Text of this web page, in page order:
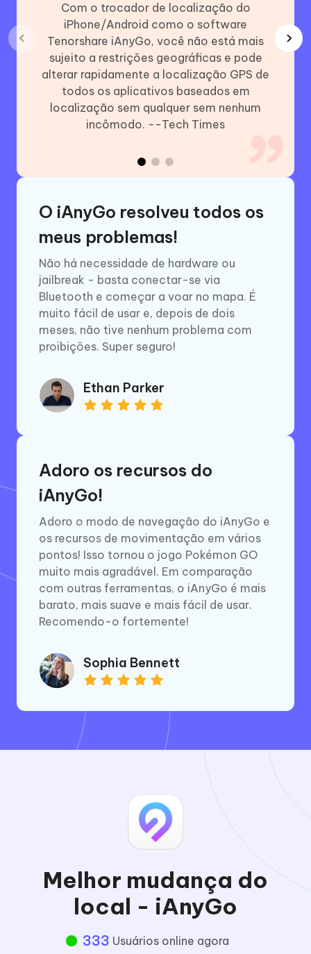
Com o trocador de localização do
iPhone/Android como o software
Tenorshare iAnyGo, você não está mais
sujeito a restrições geográficas e pode
alterar rapidamente a localização GPS de
todos os aplicativos baseados em
localização sem qualquer sem nenhum
incômodo. --Tech Times
O iAnyGo resolveu todos os
meus problemas!
Não há necessidade de hardware ou
jailbreak - basta conectar-se via
Bluetooth e começar a voar no mapa. É
muito fácil de usar e, depois de dois
meses, não tive nenhum problema com
proibições. Super seguro!
Ethan Parker
Adoro os recursos do
iAnyGo!
Adoro o modo de navegação do iAnyGo e
os recursos de movimentação em vários
pontos! Isso tornou o jogo Pokémon GO
muito mais agradável. Em comparação
com outras ferramentas, o iAnyGo é mais
barato, mais suave e mais fácil de usar.
Recomendo-o fortemente!
Sophia Bennett
Melhor mudança do
local - iAnyGo
337 Usuários online agora